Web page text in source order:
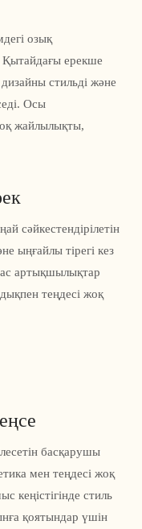
озық
ерекше
стильді және
Осы
жайлылықты,
сәйкестендірілетін
ыңғайлы тірегі кез
артықшылықтар
теңдесі жоқ
басқарушы
мен теңдесі жоқ
кеңістігінде стиль
қоятындар үшін